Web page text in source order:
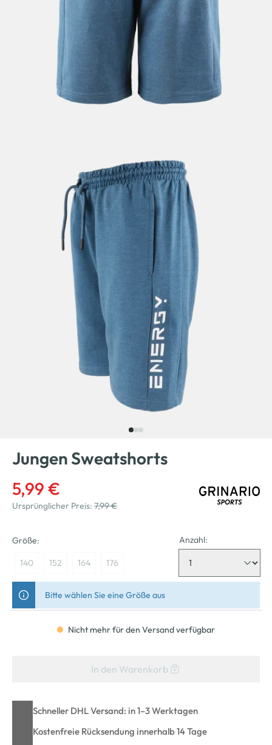
Jungen Sweatshorts
5,99 €
Ursprünglicher Preis: 7,99 €
Größe:
140 152 164 176
Anzahl:
Bitte wählen Sie eine Größe aus
Nicht mehr für den Versand verfügbar
In den Warenkorb
Schneller DHL Versand: in 1–3 Werktagen
Kostenfreie Rücksendung innerhalb 14 Tage